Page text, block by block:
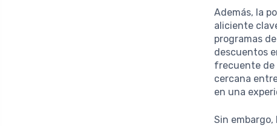
Además, la
aliciente
programas
descuentos
frecuente de
cercana
en una
Sin